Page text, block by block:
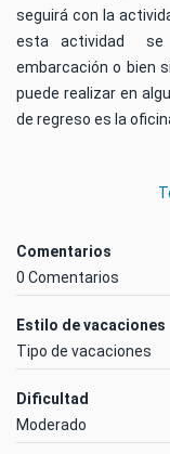
seguirá con la
esta actividad se
embarcación o bien
puede realizar en
de regreso es la
Comentarios
0 Comentarios
Estilo de vacaciones
Tipo de vacaciones
Dificultad
Moderado